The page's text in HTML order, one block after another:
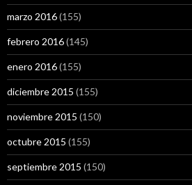
marzo 2016(155)
febrero 2016(145)
enero 2016(155)
diciembre 2015 (155)
noviembre 2015 (150)
octubre 2015 (155)
septiembre 2015 (150)